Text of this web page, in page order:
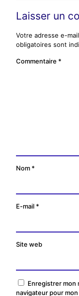
Laisser un
Votre adresse e-
obligatoires sont
Commentaire *
Nom *
E-mail *
Site web
Enregistrer mon
navigateur pour